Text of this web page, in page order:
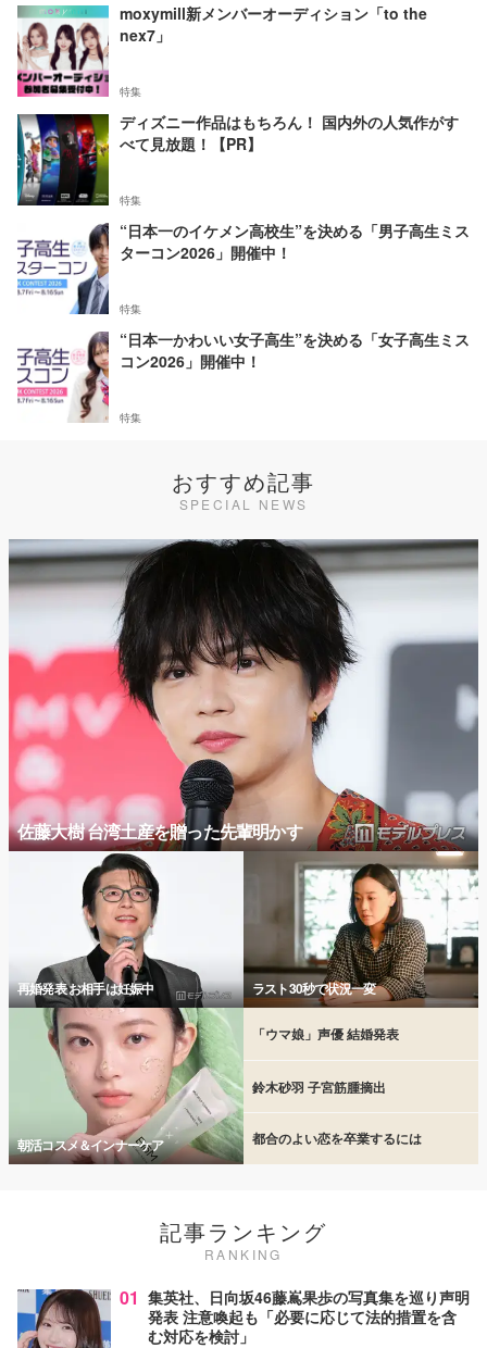
moxymill新メンバーオーディション「to the
nex7」
特集
ディズニー作品はもちろん！ 国内外の人気作がす
べて見放題！【PR】
特集
“日本一のイケメン高校生”を決める「男子高生ミス
ターコン2026」開催中！
特集
“日本一かわいい女子高生”を決める「女子高生ミス
コン2026」開催中！
特集
おすすめ記事
SPECIAL NEWS
佐藤大樹 台湾土産を贈った先輩明かす
再婚発表 お相手は妊娠中 ラスト30秒で状況一変
朝活コスメ＆インナーケア
「ウマ娘」声優 結婚発表
鈴木砂羽 子宮筋腫摘出
都合のよい恋を卒業するには
記事ランキング
RANKING
01 集英社、日向坂46藤嶌果歩の写真集を巡り声明
発表 注意喚起も「必要に応じて法的措置を含
む対応を検討」